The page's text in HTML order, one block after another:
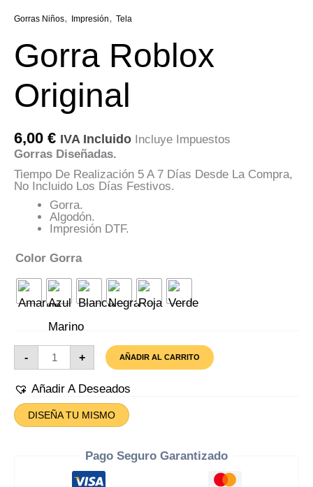
Gorras Niños, Impresión, Tela
Gorra Roblox
Original
6,00 € IVA Incluido Incluye Impuestos
Gorras Diseñadas.
Tiempo De Realización 5 A 7 Días Desde La Compra,
No Incluido Los Días Festivos.
Gorra.
Algodón.
Impresión DTF.
Color Gorra
-
Gorra
Roblox
Cantidad
+ AÑADIR AL CARRITO
Añadir A Deseados
DISEÑA TU MISMO
Pago Seguro Garantizado